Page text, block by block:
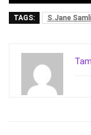
TAGS: S.Jane